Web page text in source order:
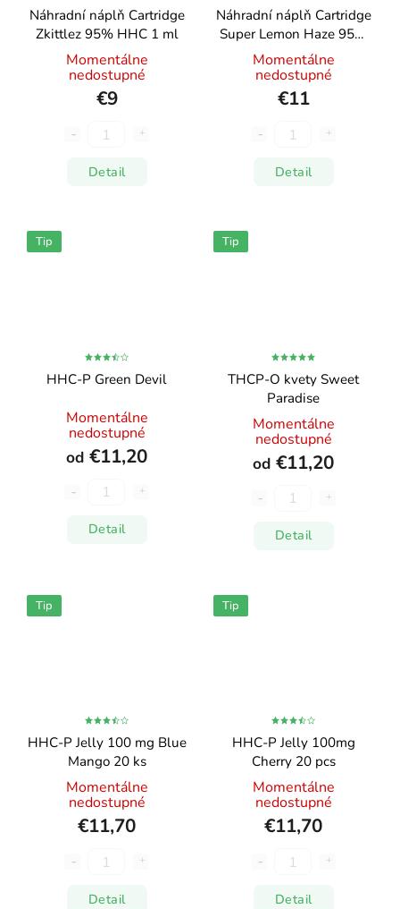
Náhradní náplň Cartridge
Zkittlez 95% HHC 1 ml
Momentálne
nedostupné
€9
Detail
Náhradní náplň Cartridge
Super Lemon Haze 95%
HHC 0,5ml
Momentálne
nedostupné
€11
Detail
Tip
HHC-P Green Devil
Momentálne
nedostupné
od €11,20
Detail
Tip
THCP-O kvety Sweet
Paradise
Momentálne
nedostupné
od €11,20
Detail
Tip
HHC-P Jelly 100 mg Blue
Mango 20 ks
Momentálne
nedostupné
€11,70
Detail
Tip
HHC-P Jelly 100mg
Cherry 20 pcs
Momentálne
nedostupné
€11,70
Detail